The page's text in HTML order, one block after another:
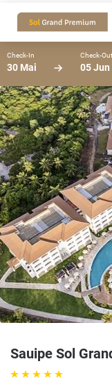
Check-In
30 Mai
Check-Out
05 Jun
Sauipe Sol